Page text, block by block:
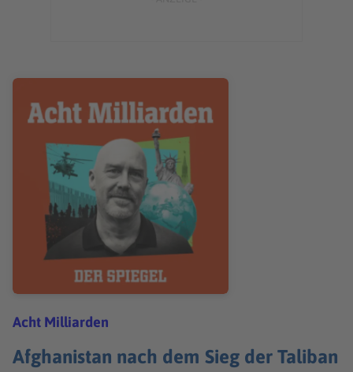
Acht Milliarden
Afghanistan nach dem Sieg der Taliban